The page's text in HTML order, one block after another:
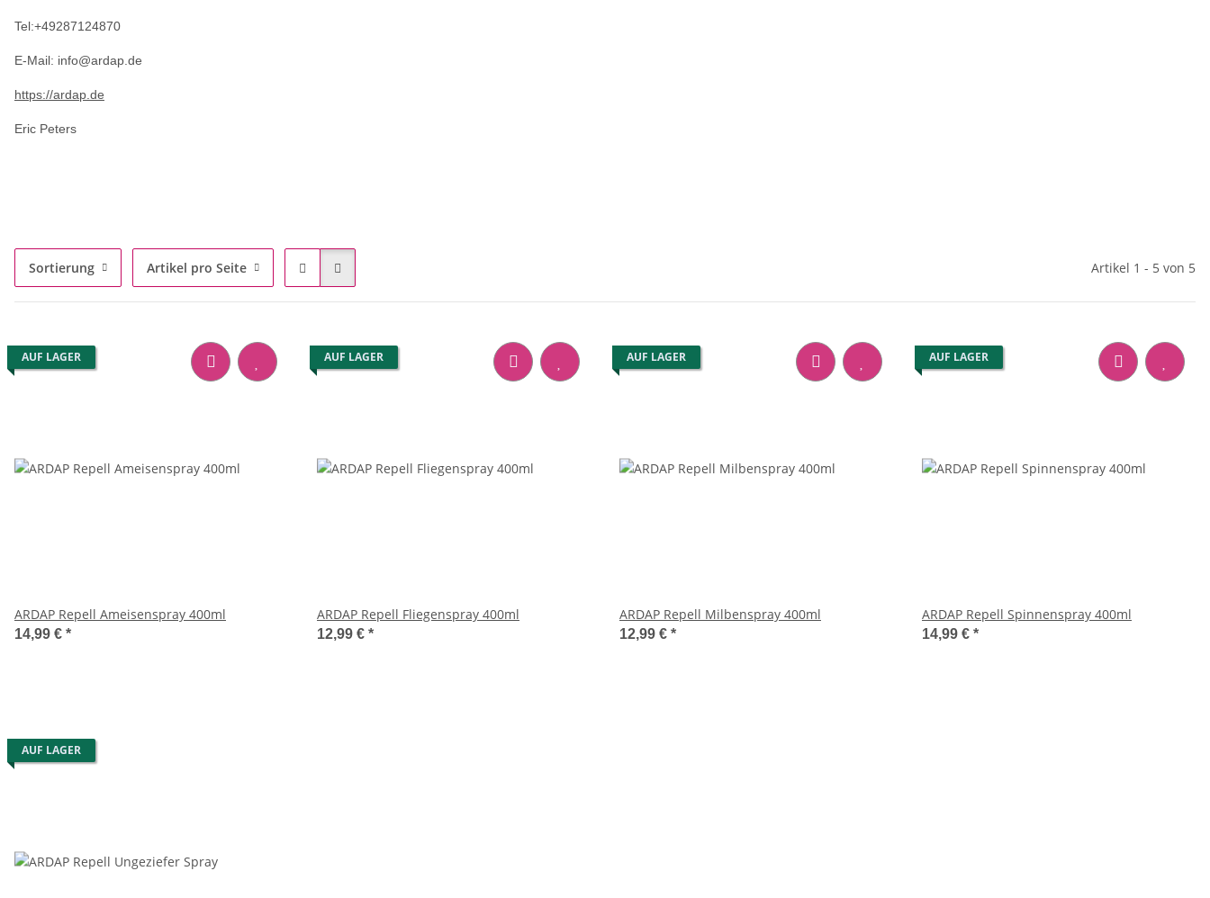
Tel:+49287124870
E-Mail: info@ardap.de
https://ardap.de
Eric Peters
Sortierung Artikel pro Seite Artikel 1 - 5 von 5
AUF LAGER
ARDAP Repell Ameisenspray 400ml
14,99 € *
AUF LAGER
ARDAP Repell Fliegenspray 400ml
12,99 € *
AUF LAGER
ARDAP Repell Milbenspray 400ml
12,99 € *
AUF LAGER
ARDAP Repell Spinnenspray 400ml
14,99 € *
AUF LAGER